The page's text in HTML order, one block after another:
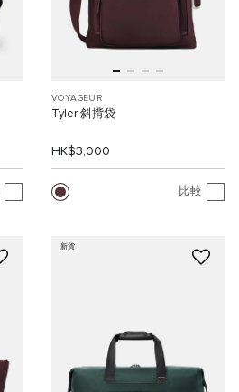
VOYAGEUR
Tyler 斜揹袋
HK$3,000
比較
新貨